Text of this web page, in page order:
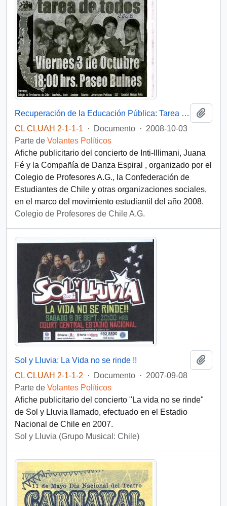
Recuperación de la Educación Pública: Tarea de todos
CL CLUAH 2-1-1-1
· Documento · 2008-10-03
Parte de Volantes Políticos
Afiche publicitario del concierto de Inti-Illimani, Juana
Fé y la Compañía de Danza Espiral , organizado por el
Colegio de Profesores A.G., la Confederación de
Estudiantes de Chile y otras organizaciones sociales,
en el marco del movimiento estudiantil del año 2008.
Colegio de Profesores de Chile A.G.
Sol y Lluvia: La Vida no se rinde !!
CL CLUAH 2-1-1-2
· Documento · 2007-09-08
Parte de Volantes Políticos
Afiche publicitario del concierto "La vida no se rinde"
de Sol y Lluvia llamado, efectuado en el Estadio
Nacional de Chile en 2007.
Sol y Lluvia (Grupo Musical: Chile)